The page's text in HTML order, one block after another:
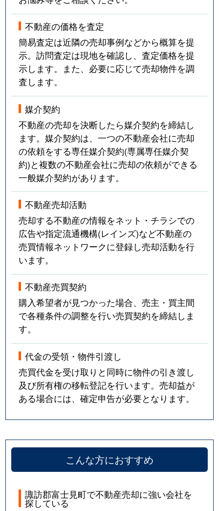
不動産の価格を査定
簡易査定は近隣の売却事例などから概算を提
示。訪問査定は現地を確認し、査定価格を提
示します。また、必要に応じて売却物件を調
査します。
媒介契約
不動産の売却を決断したら媒介契約を締結し
ます。媒介契約は、一つの不動産会社に売却
の依頼をする専任媒介契約(専属専任媒介契
約)と複数の不動産会社に売却の依頼ができる
一般媒介契約があります。
不動産売却活動
売却する不動産の情報をネット・チラシでの
広告や指定流通機構(レインズ)など不動産の
売買情報ネットワークに登録し売却活動を行
います。
不動産売買契約
購入希望者が見つかった場合、売主・買主間
で各種条件の調整を行い売買契約を締結しま
す。
代金の受領・物件引渡し
売買代金を受け取りと同時に物件の引き渡し
及び所有権の移転登記を行います。売却益が
ある場合には、確定申告が必要となります。
こんな方におすすめ
諏訪郡富士見町で不動産売却に強い会社を
探している